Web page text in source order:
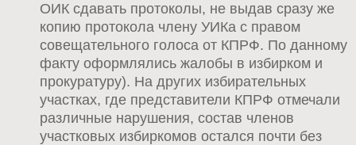
ОИК сдавать протоколы, не выдав сразу же
копию протокола члену УИКа с правом
совещательного голоса от КПРФ. По данному
факту оформлялись жалобы в избирком и
прокуратуру). На других избирательных
участках, где представители КПРФ отмечали
различные нарушения, состав членов
участковых избиркомов остался почти без